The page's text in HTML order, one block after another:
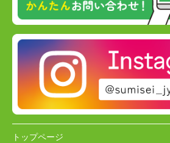
トップページ